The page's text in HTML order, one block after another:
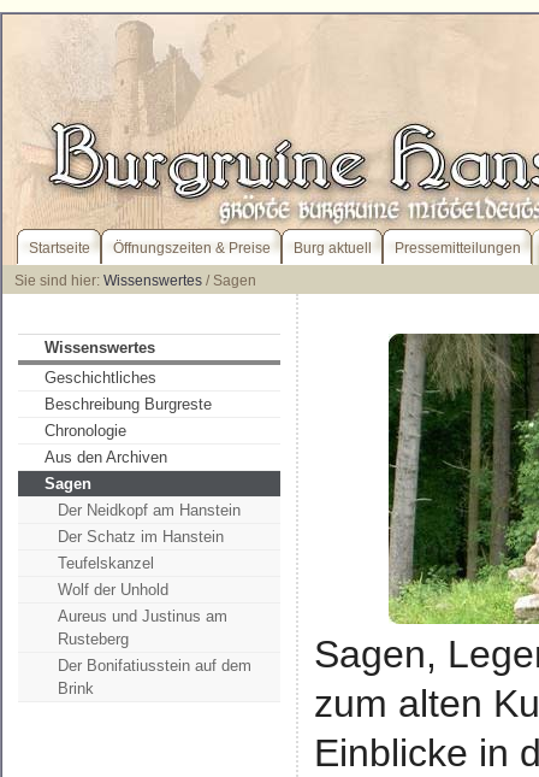
Startseite Öffnungszeiten & Preise Burg aktuell
Pressemitteilungen
Sie sind hier: Wissenswertes / Sagen
Wissenswertes
Geschichtliches
Beschreibung Burgreste
Chronologie
Aus den Archiven
Sagen
Der Neidkopf am Hanstein
Der Schatz im Hanstein
Teufelskanzel
Wolf der Unhold
Aureus und Justinus am
Rusteberg
Der Bonifatiusstein auf dem
Brink
Sagen,
zum alten
Einblicke in